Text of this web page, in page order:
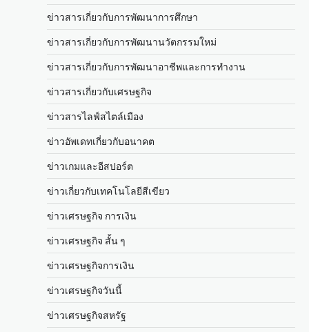
ข่าวสารเกี่ยวกับการพัฒนาการศึกษา
ข่าวสารเกี่ยวกับการพัฒนานวัตกรรมใหม่
ข่าวสารเกี่ยวกับการพัฒนาอาชีพและการทำงาน
ข่าวสารเกี่ยวกับเศรษฐกิจ
ข่าวสารไลฟ์สไตล์เมือง
ข่าวอัพเดทเกี่ยวกับอนาคต
ข่าวเกมและอีสปอร์ต
ข่าวเกี่ยวกับเทคโนโลยีสีเขียว
ข่าวเศรษฐกิจ การเงิน
ข่าวเศรษฐกิจ สั้น ๆ
ข่าวเศรษฐกิจการเงิน
ข่าวเศรษฐกิจวันนี้
ข่าวเศรษฐกิจสหรัฐ